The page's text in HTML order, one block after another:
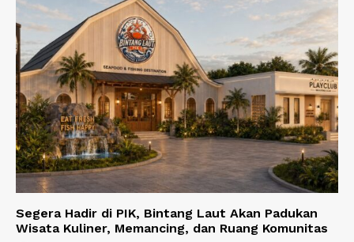
Segera Hadir di PIK, Bintang Laut Akan Padukan
Wisata Kuliner, Memancing, dan Ruang Komunitas